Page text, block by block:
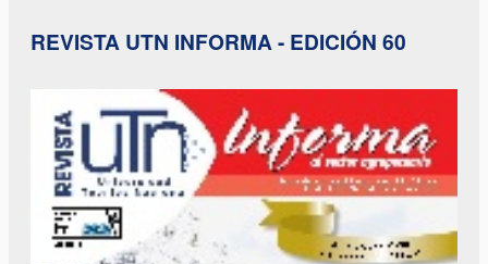
REVISTA UTN INFORMA - EDICIÓN 60